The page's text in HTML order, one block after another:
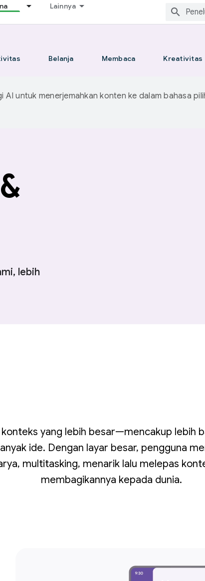
Lainnya
Belanja Membaca Kreativitas
untuk menerjemahkan konten ke dalam bahasa
lebih
konteks yang lebih besar—mencakup lebih
ide. Dengan layar besar, pengguna
multitasking, menarik lalu melepas
membagikannya kepada dunia.